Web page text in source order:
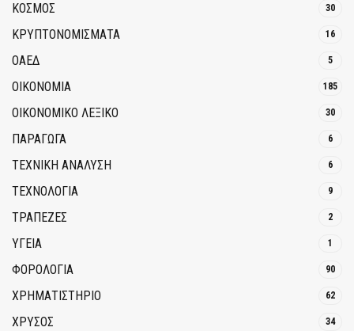
ΚΟΣΜΟΣ 30
ΚΡΥΠΤΟΝΟΜΊΣΜΑΤΑ 16
ΟΑΕΔ 5
ΟΙΚΟΝΟΜΙΑ 185
ΟΙΚΟΝΟΜΙΚΟ ΛΕΞΙΚΟ 30
ΠΑΡΑΓΩΓΑ 6
ΤΕΧΝΙΚΗ ΑΝΑΛΥΣΗ 6
ΤΕΧΝΟΛΟΓΙΑ 9
ΤΡΆΠΕΖΕΣ 2
ΥΓΕΙΑ 1
ΦΟΡΟΛΟΓΙΑ 90
ΧΡΗΜΑΤΙΣΤΗΡΙΟ 62
ΧΡΥΣΟΣ 34